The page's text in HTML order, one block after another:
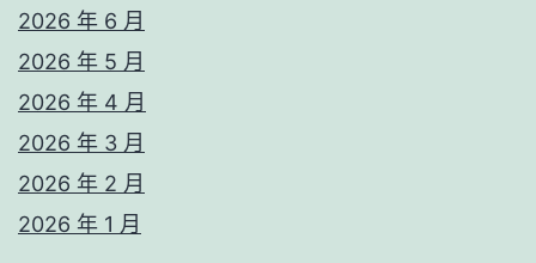
2026 年 6 月
2026 年 5 月
2026 年 4 月
2026 年 3 月
2026 年 2 月
2026 年 1 月